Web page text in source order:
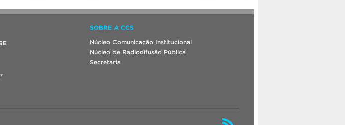
SOBRE A CCS
Núcleo Comunicação Institucional
Núcleo de Radiodifusão Pública
Secretaria